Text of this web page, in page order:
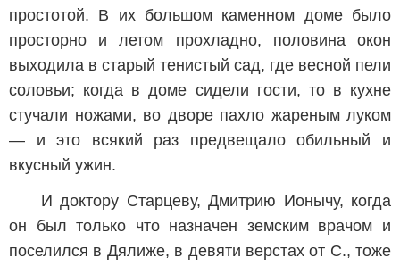
простотой. В их большом каменном доме было
просторно и летом прохладно, половина окон
выходила в старый тенистый сад, где весной пели
соловьи; когда в доме сидели гости, то в кухне
стучали ножами, во дворе пахло жареным луком
— и это всякий раз предвещало обильный и
вкусный ужин.
И доктору Старцеву, Дмитрию Ионычу, когда
он был только что назначен земским врачом и
поселился в Дялиже, в девяти верстах от С., тоже